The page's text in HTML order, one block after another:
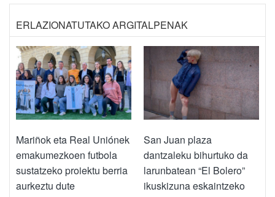
ERLAZIONATUTAKO ARGITALPENAK
Mariñok eta Real Uniónek
emakumezkoen futbola
sustatzeko proiektu berria
aurkeztu dute
San Juan plaza
dantzaleku bihurtuko da
larunbatean “El Bolero”
ikuskizuna eskaintzeko